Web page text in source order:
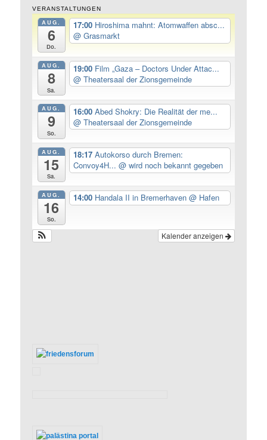
VERANSTALTUNGEN
AUG.
6
Do.
17:00 Hiroshima mahnt: Atomwaffen absc...
@ Grasmarkt
AUG.
8
Sa.
19:00 Film „Gaza – Doctors Under Attac...
@ Theatersaal der Zionsgemeinde
AUG.
9
So.
16:00 Abed Shokry: Die Realität der me...
@ Theatersaal der Zionsgemeinde
AUG.
15
Sa.
18:17 Autokorso durch Bremen:
Convoy4H... @ wird noch bekannt gegeben
AUG.
16
So.
14:00 Handala II in Bremerhaven @ Hafen
Kalender anzeigen